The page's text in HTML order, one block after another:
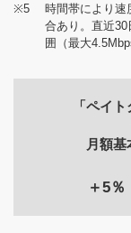
※5
時間帯により速
合あり。直近
囲（最大
「ペイ
月額
＋5％